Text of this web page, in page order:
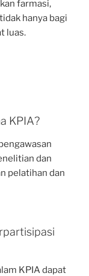
farmasi,
hanya bagi
luas.
KPIA?
dan
pelatihan dan
KPIA dapat